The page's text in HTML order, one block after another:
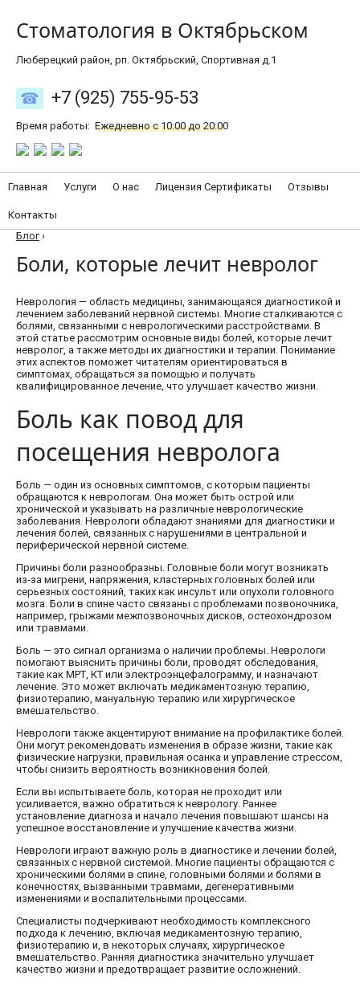
Стоматология в Октябрьском
Люберецкий район, рп. Октябрьский, Спортивная д.1
+7 (925) 755-95-53
Время работы: Ежедневно с 10:00 до 20:00
Главная Услуги О нас Лицензия Сертификаты Отзывы
Контакты
Блог ›
Боли, которые лечит невролог
Неврология — область медицины, занимающаяся диагностикой и
лечением заболеваний нервной системы. Многие сталкиваются с
болями, связанными с неврологическими расстройствами. В
этой статье рассмотрим основные виды болей, которые лечит
невролог, а также методы их диагностики и терапии. Понимание
этих аспектов поможет читателям ориентироваться в
симптомах, обращаться за помощью и получать
квалифицированное лечение, что улучшает качество жизни.
Боль как повод для
посещения невролога
Боль — один из основных симптомов, с которым пациенты
обращаются к неврологам. Она может быть острой или
хронической и указывать на различные неврологические
заболевания. Неврологи обладают знаниями для диагностики и
лечения болей, связанных с нарушениями в центральной и
периферической нервной системе.
Причины боли разнообразны. Головные боли могут возникать
из-за мигрени, напряжения, кластерных головных болей или
серьезных состояний, таких как инсульт или опухоли головного
мозга. Боли в спине часто связаны с проблемами позвоночника,
например, грыжами межпозвоночных дисков, остеохондрозом
или травмами.
Боль — это сигнал организма о наличии проблемы. Неврологи
помогают выяснить причины боли, проводят обследования,
такие как МРТ, КТ или электроэнцефалограмму, и назначают
лечение. Это может включать медикаментозную терапию,
физиотерапию, мануальную терапию или хирургическое
вмешательство.
Неврологи также акцентируют внимание на профилактике болей.
Они могут рекомендовать изменения в образе жизни, такие как
физические нагрузки, правильная осанка и управление стрессом,
чтобы снизить вероятность возникновения болей.
Если вы испытываете боль, которая не проходит или
усиливается, важно обратиться к неврологу. Раннее
установление диагноза и начало лечения повышают шансы на
успешное восстановление и улучшение качества жизни.
Неврологи играют важную роль в диагностике и лечении болей,
связанных с нервной системой. Многие пациенты обращаются с
хроническими болями в спине, головными болями и болями в
конечностях, вызванными травмами, дегенеративными
изменениями и воспалительными процессами.
Специалисты подчеркивают необходимость комплексного
подхода к лечению, включая медикаментозную терапию,
физиотерапию и, в некоторых случаях, хирургическое
вмешательство. Ранняя диагностика значительно улучшает
качество жизни и предотвращает развитие осложнений.